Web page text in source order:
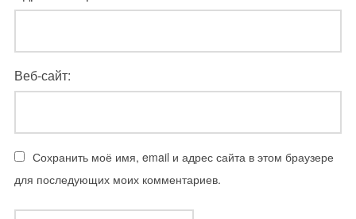
Веб-сайт:
Сохранить моё имя, email и адрес сайта в этом браузере
для последующих моих комментариев.